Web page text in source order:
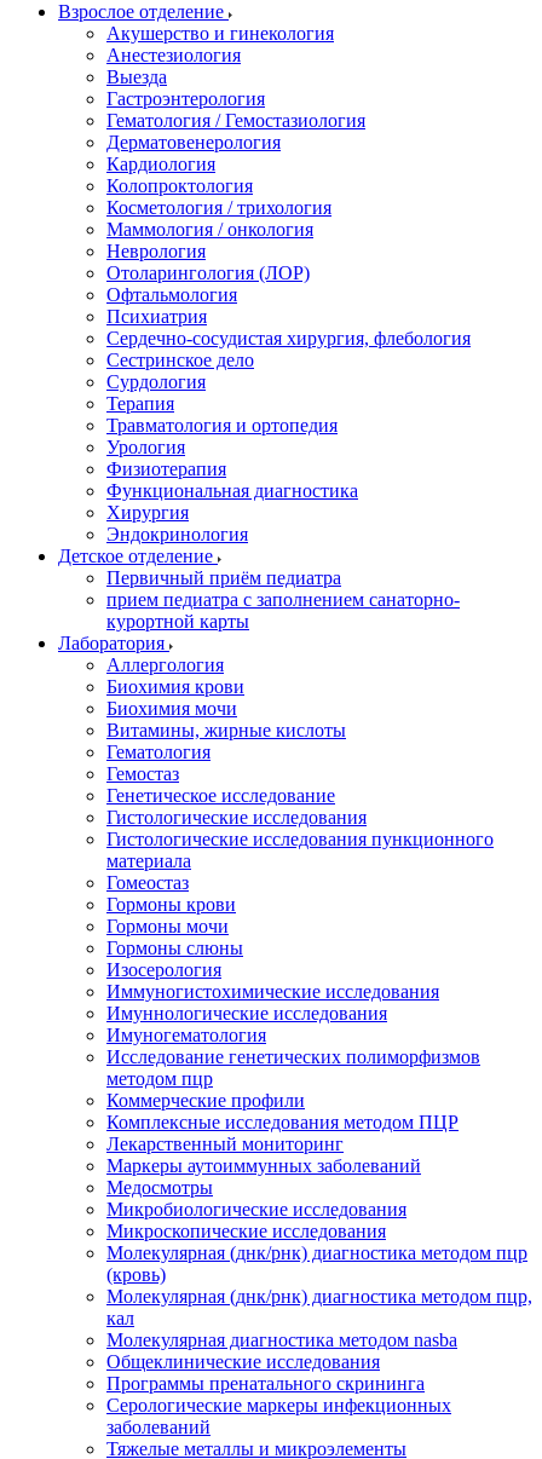
Взрослое отделение
Акушерство и гинекология
Анестезиология
Выезда
Гастроэнтерология
Гематология / Гемостазиология
Дерматовенерология
Кардиология
Колопроктология
Косметология / трихология
Маммология / онкология
Неврология
Отоларингология (ЛОР)
Офтальмология
Психиатрия
Сердечно-сосудистая хирургия, флебология
Сестринское дело
Сурдология
Терапия
Травматология и ортопедия
Урология
Физиотерапия
Функциональная диагностика
Хирургия
Эндокринология
Детское отделение
Первичный приём педиатра
прием педиатра с заполнением санаторно-
курортной карты
Лаборатория
Аллергология
Биохимия крови
Биохимия мочи
Витамины, жирные кислоты
Гематология
Гемостаз
Генетическое исследование
Гистологические исследования
Гистологические исследования пункционного
материала
Гомеостаз
Гормоны крови
Гормоны мочи
Гормоны слюны
Изосерология
Иммуногистохимические исследования
Имуннологические исследования
Имуногематология
Исследование генетических полиморфизмов
методом пцр
Коммерческие профили
Комплексные исследования методом ПЦР
Лекарственный мониторинг
Маркеры аутоиммунных заболеваний
Медосмотры
Микробиологические исследования
Микроскопические исследования
Молекулярная (днк/рнк) диагностика методом пцр
(кровь)
Молекулярная (днк/рнк) диагностика методом пцр,
кал
Молекулярная диагностика методом nasba
Общеклинические исследования
Программы пренатального скрининга
Серологические маркеры инфекционных
заболеваний
Тяжелые металлы и микроэлементы